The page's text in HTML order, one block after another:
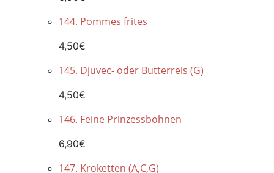
144. Pommes frites
4,50€
145. Djuvec- oder Butterreis (G)
4,50€
146. Feine Prinzessbohnen
6,90€
147. Kroketten (A,C,G)